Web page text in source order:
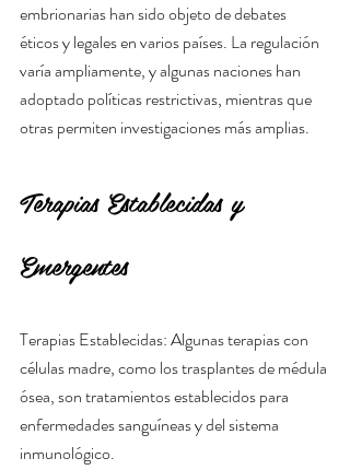
embrionarias han sido objeto de debates
éticos y legales en varios países. La regulación
varía ampliamente, y algunas naciones han
adoptado políticas restrictivas, mientras que
otras permiten investigaciones más amplias.
Terapias Establecidas y
Emergentes
Terapias Establecidas: Algunas terapias con
células madre, como los trasplantes de médula
ósea, son tratamientos establecidos para
enfermedades sanguíneas y del sistema
inmunológico.